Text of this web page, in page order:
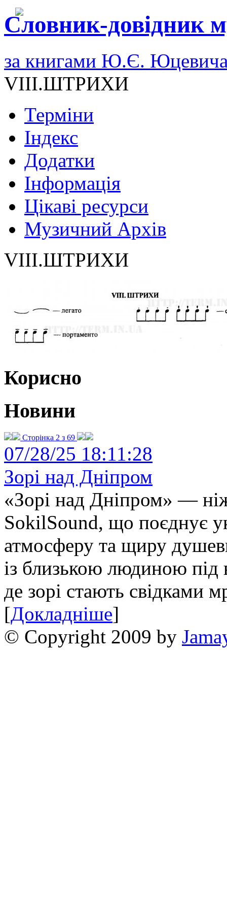
Словник-довідник
за книгами Ю.Є.
VIII.ШТРИХИ
Терміни
Індекс
Додатки
Інформація
Цікаві ресурси
Музичний Архів
VIII.ШТРИХИ
Корисно
Новини
Сторінка 2 з 69
07/28/25 18:11:28
Зорі над Дніпром
«Зорі над Дніпром» —
SokilSound, що поєднує
атмосферу та щиру
із близькою людиною під
де зорі стають свідками
[Докладніше]
© Copyright 2009 by